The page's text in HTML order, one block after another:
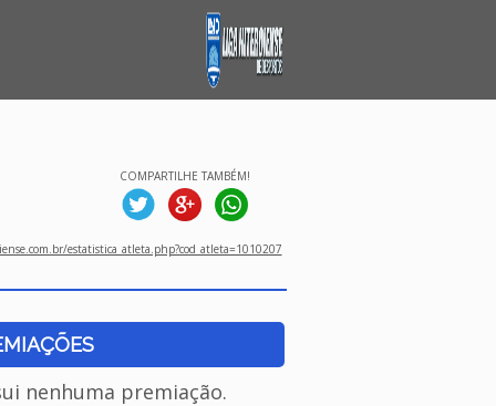
COMPARTILHE TAMBÉM!
estatistica_atleta.php?cod_atleta=1010207
nenhuma premiação.